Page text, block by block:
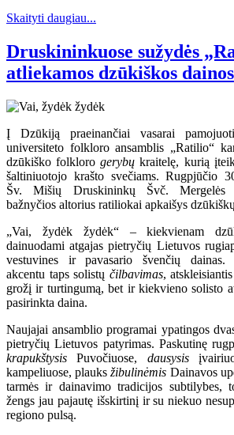
Skaityti daugiau...
Druskininkuose sužydės
atliekamos dzūkiškos dainos
Į Dzūkiją praeinančiai vasarai
universiteto folkloro ansamblis „Ratilio“
dzūkiško folklorogerybų kraitelę, kurią
šaltiniuotojo krašto svečiams. Rugpjūčio
Šv. Mišių Druskininkų Švč. Mergelės
bažnyčios altorius ratiliokai apkaišys
„Vai, žydėk žydėk“ – kiekvienam
dainuodami atgajas pietryčių Lietuvos
vestuvines ir pavasario švenčių dainas.
akcentu taps solistų čilbavimas,
grožį ir turtingumą, bet ir kiekvieno solisto
pasirinkta daina.
Naujajai ansamblio programai ypatingos
pietryčių Lietuvos patyrimas. Paskutinę
krapukštysis Puvočiuose, dausysis
kampeliuose, plauksžibulinėmis Dainavos
tarmės ir dainavimo tradicijos subtilybes,
žengs jau pajautę išskirtinį ir su niekuo
regiono pulsą.